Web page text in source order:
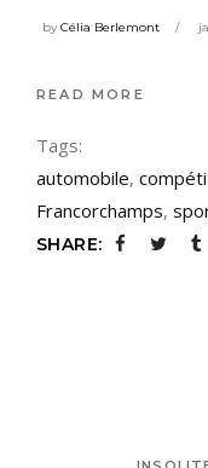
byCélia Berlemont
READ MORE
Tags:
automobile,
Francorchamps,
SHARE: